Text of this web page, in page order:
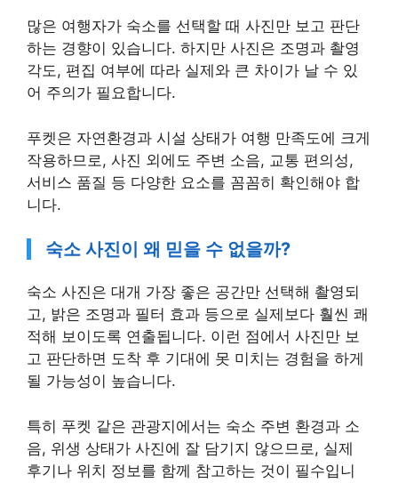
많은 여행자가 숙소를 선택할 때 사진만 보고 판단
하는 경향이 있습니다. 하지만 사진은 조명과 촬영
각도, 편집 여부에 따라 실제와 큰 차이가 날 수 있
어 주의가 필요합니다.
푸켓은 자연환경과 시설 상태가 여행 만족도에 크게
작용하므로, 사진 외에도 주변 소음, 교통 편의성,
서비스 품질 등 다양한 요소를 꼼꼼히 확인해야 합
니다.
숙소 사진이 왜 믿을 수 없을까?
숙소 사진은 대개 가장 좋은 공간만 선택해 촬영되
고, 밝은 조명과 필터 효과 등으로 실제보다 훨씬 쾌
적해 보이도록 연출됩니다. 이런 점에서 사진만 보
고 판단하면 도착 후 기대에 못 미치는 경험을 하게
될 가능성이 높습니다.
특히 푸켓 같은 관광지에서는 숙소 주변 환경과 소
음, 위생 상태가 사진에 잘 담기지 않으므로, 실제
후기나 위치 정보를 함께 참고하는 것이 필수입니